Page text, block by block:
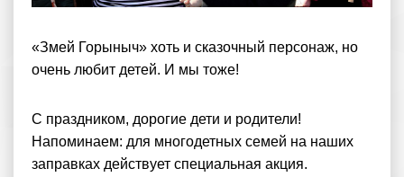
«Змей Горыныч» хоть и сказочный персонаж, но
очень любит детей. И мы тоже!
С праздником, дорогие дети и родители!
Напоминаем: для многодетных семей на наших
заправках действует специальная акция.